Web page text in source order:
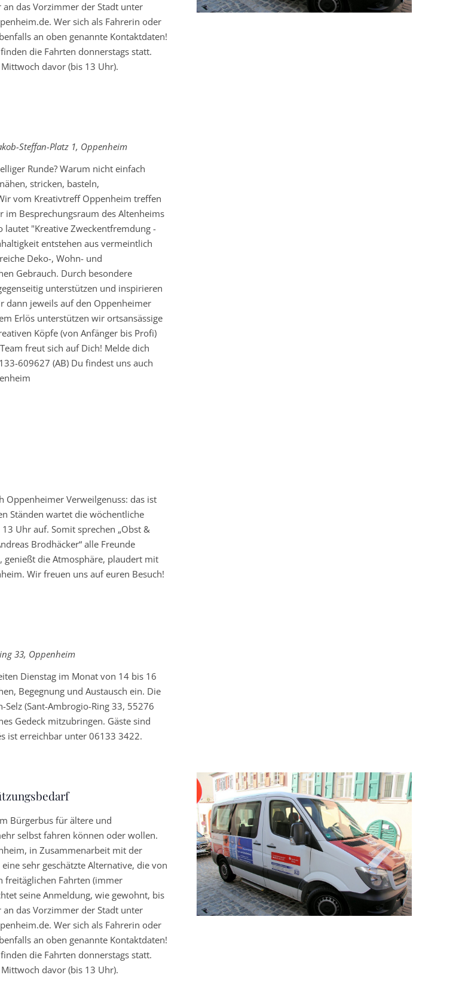
das Vorzimmer der Stadt unter
Wer sich als Fahrerin oder
an oben genannte Kontaktdaten!
die Fahrten donnerstags statt.
davor (bis 13 Uhr).
Steffan-Platz 1, Oppenheim
Runde? Warum nicht einfach
stricken, basteln,
vom Kreativtreff Oppenheim treffen
im Besprechungsraum des Altenheims
"Kreative Zweckentfremdung -
entstehen aus vermeintlich
Deko-, Wohn- und
Gebrauch. Durch besondere
unterstützen und inspirieren
dann jeweils auf den Oppenheimer
Erlös unterstützen wir ortsansässige
Köpfe (von Anfänger bis Profi)
freut sich auf Dich! Melde dich
609627 (AB) Du findest uns auch
Oppenheimer Verweilgenuss: das ist
Ständen wartet die wöchentliche
Uhr auf. Somit sprechen „Obst &
Brodhäcker“ alle Freunde
die Atmosphäre, plaudert mit
Wir freuen uns auf euren Besuch!
33, Oppenheim
Dienstag im Monat von 14 bis 16
Begegnung und Austausch ein. Die
(Sant-Ambrogio-Ring 33, 55276
Gedeck mitzubringen. Gäste sind
ist erreichbar unter 06133 3422.
Bürgerbus für ältere und
selbst fahren können oder wollen.
in Zusammenarbeit mit der
sehr geschätzte Alternative, die von
freitäglichen Fahrten (immer
seine Anmeldung, wie gewohnt, bis
das Vorzimmer der Stadt unter
Wer sich als Fahrerin oder
an oben genannte Kontaktdaten!
die Fahrten donnerstags statt.
davor (bis 13 Uhr).